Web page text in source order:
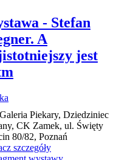
- Stefan
A
jest
Galeria Piekary, Dziedziniec
CK Zamek, ul. Święty
80/82, Poznań
szczegóły